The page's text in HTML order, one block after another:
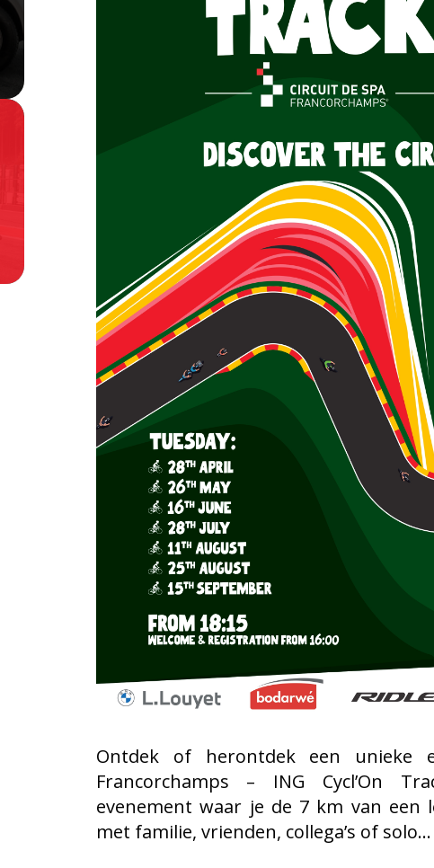
Ontdek of herontdek een unieke
Francorchamps – ING Cycl’On
evenement waar je de 7 km van een
met familie, vrienden, collega’s of solo…